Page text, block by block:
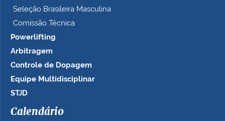
Seleção Brasileira Masculina
Comissão Técnica
Powerlifting
Arbitragem
Controle de Dopagem
Equipe Multidisciplinar
STJD
Calendário